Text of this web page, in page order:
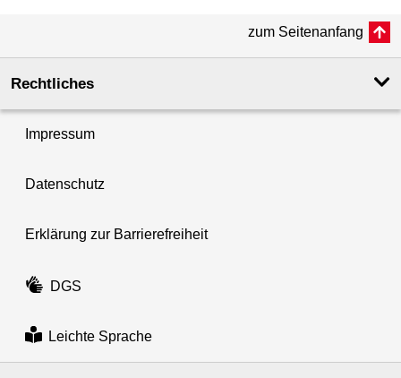
zum Seitenanfang
Rechtliches
Impressum
Datenschutz
Erklärung zur Barrierefreiheit
DGS
Leichte Sprache